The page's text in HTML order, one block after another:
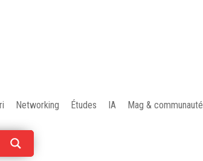
Networking Études IA Mag & communauté